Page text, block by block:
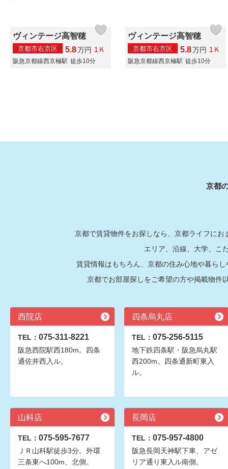
ヴィンテージ高智穂
京都市右京区 5.8万円 1Ｋ
阪急京都線西京極駅 徒歩10分
ヴィンテージ高智穂
京都市右京区 5.8万円 1Ｋ
阪急京都線西京極駅 徒歩10分
京都
京都で賃貸物件をお探しなら、京都ライフに
エリア、沿線、大学、こ
賃貸情報はもちろん、京都の住み心地や暮ら
京都でお部屋探しをご希望の方や掲載物件
西院店
TEL： 075-311-8221
阪急西院駅西180m。四条
通佐井西入ル。
四条烏丸店
TEL： 075-256-5115
地下鉄四条駅・阪急烏丸駅
西200m。四条通新町東入
ル。
山科店
TEL： 075-595-7677
ＪＲ山科駅徒歩3分。外環
三条東へ100m、北側。
長岡店
TEL： 075-957-4800
阪急長岡天神駅下車、アゼ
リア通り東入ル南側。